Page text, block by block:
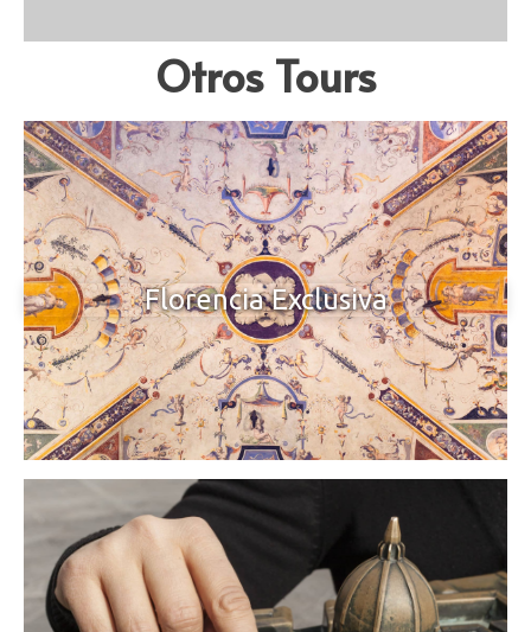
Otros Tours
Florencia Exclusiva